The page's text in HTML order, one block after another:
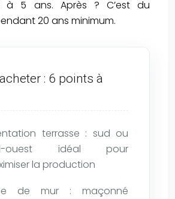
à 5 ans. Après ? C’est du
20 ans minimum.
: 6 points à
terrasse : sud ou
ouest idéal pour
la production
de mur : maçonné